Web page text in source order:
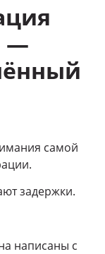
—
самой
задержки.
написаны с